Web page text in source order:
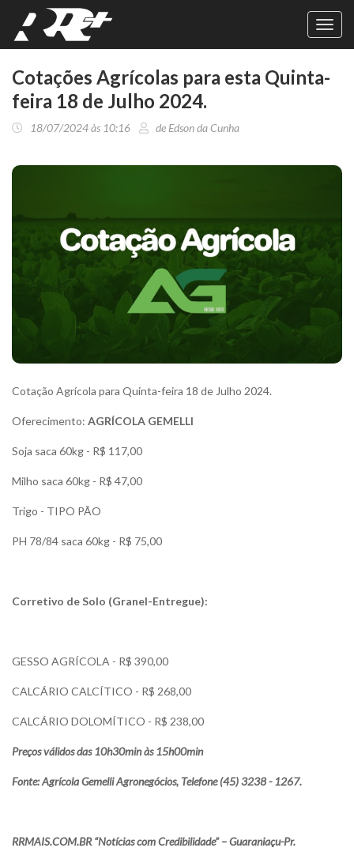
Cotações Agrícolas para esta Quinta-
feira 18 de Julho 2024.
18/07/2024 às 10:16 de Edson da Cunha
Cotação Agrícola para Quinta-feira 18 de Julho 2024.
Oferecimento: AGRÍCOLA GEMELLI
Soja saca 60kg - R$ 117,00
Milho saca 60kg - R$ 47,00
Trigo - TIPO PÃO
PH 78/84 saca 60kg - R$ 75,00
Corretivo de Solo (Granel-Entregue):
GESSO AGRÍCOLA - R$ 390,00
CALCÁRIO CALCÍTICO - R$ 268,00
CALCÁRIO DOLOMÍTICO - R$ 238,00
Preços válidos das 10h30min às 15h00min
Fonte: Agrícola Gemelli Agronegócios, Telefone (45) 3238 - 1267.
RRMAIS.COM.BR “Notícias com Credibilidade” – Guaraniaçu-Pr.